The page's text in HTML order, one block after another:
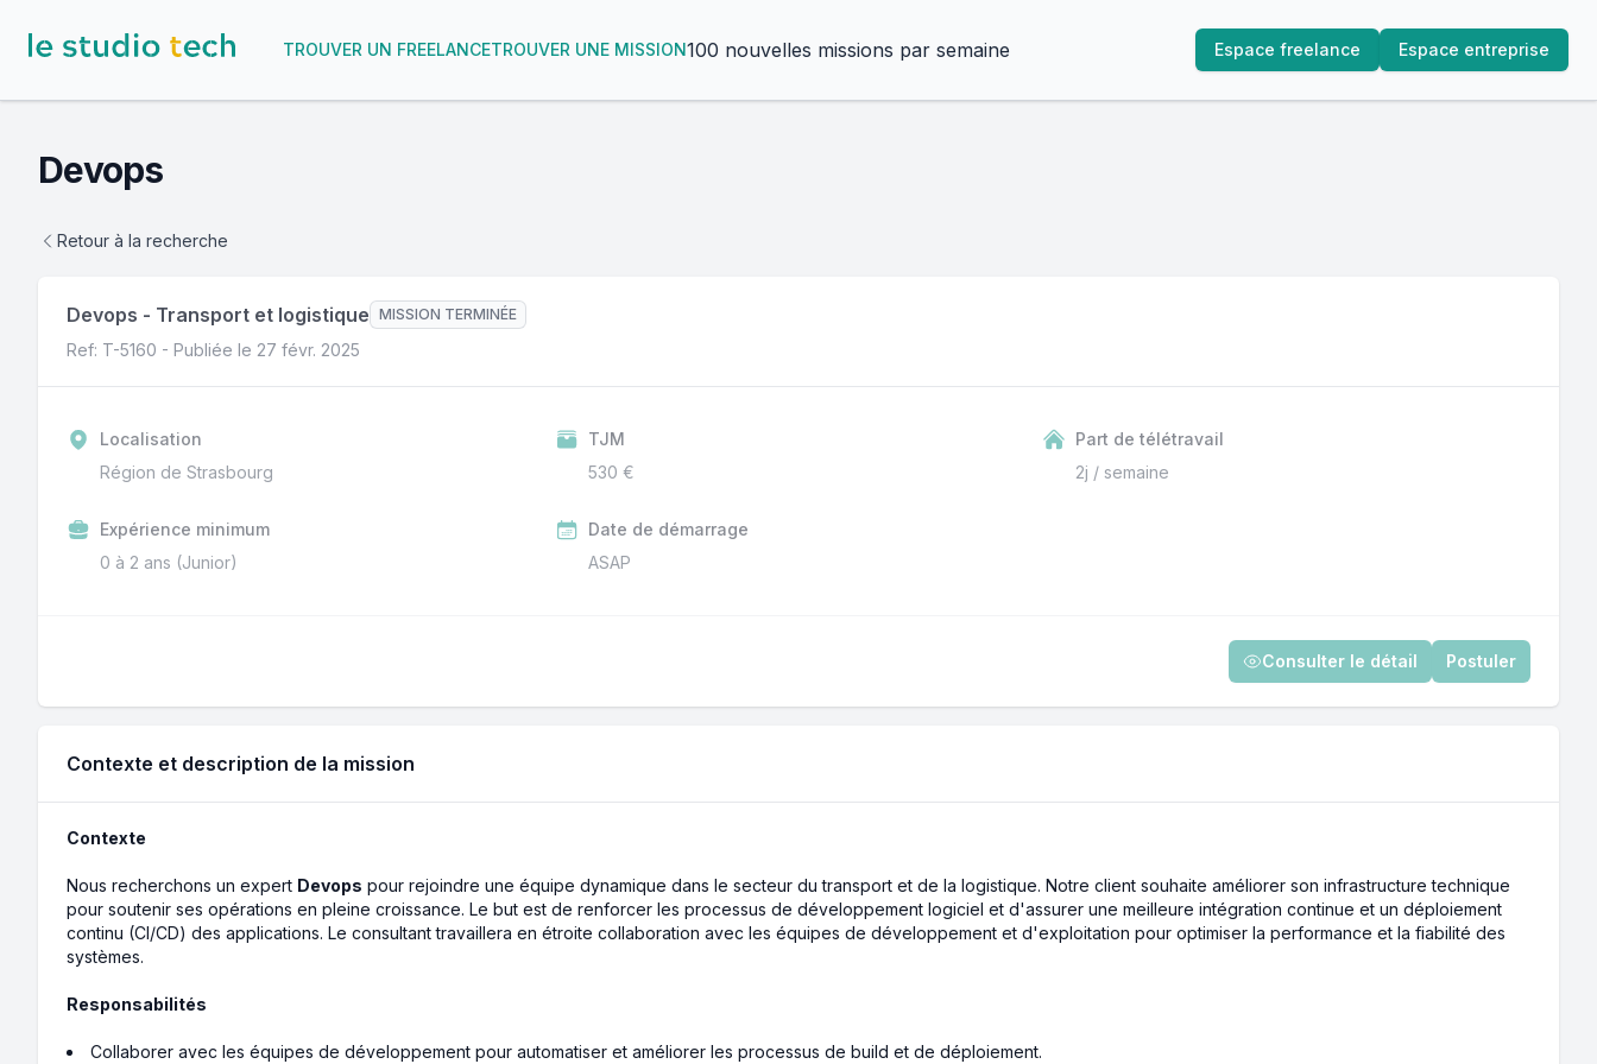
TROUVER UN FREELANCETROUVER UNE MISSION100 nouvelles missions par semaine Espace freelance Espace entreprise
Devops
Retour à la recherche
Devops - Transport et logistique MISSION TERMINÉE
Ref: T-5160 - Publiée le 27 févr. 2025
Localisation
Région de Strasbourg
TJM
530 €
Part de télétravail
2j / semaine
Expérience minimum
0 à 2 ans (Junior)
Date de démarrage
ASAP
Consulter le détail Postuler
Contexte et description de la mission
Contexte
Nous recherchons un expert Devops pour rejoindre une équipe dynamique dans le secteur du transport et de la logistique. Notre client souhaite améliorer son infrastructure technique
pour soutenir ses opérations en pleine croissance. Le but est de renforcer les processus de développement logiciel et d'assurer une meilleure intégration continue et un déploiement
continu (CI/CD) des applications. Le consultant travaillera en étroite collaboration avec les équipes de développement et d'exploitation pour optimiser la performance et la fiabilité des
systèmes.
Responsabilités
Collaborer avec les équipes de développement pour automatiser et améliorer les processus de build et de déploiement.